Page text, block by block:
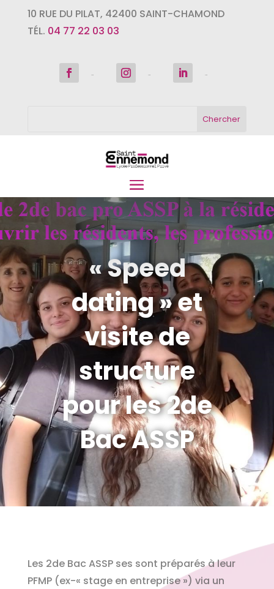
10 RUE DU PILAT, 42400 SAINT-CHAMOND
TÉL. 04 77 22 03 03
« Speed
dating » et
visite de
structure
pour les 2de
Bac ASSP
Les 2de Bac ASSP ses sont préparés à leur
PFMP (ex-« stage en entreprise ») via un